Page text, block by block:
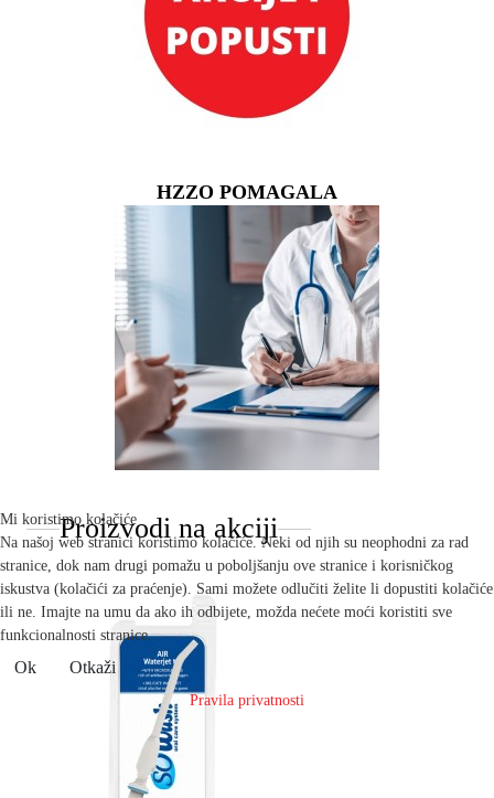
HZZO POMAGALA
Proizvodi na akciji
Mi koristimo kolačiće
Na našoj web stranici koristimo kolačiće. Neki od njih su neophodni za rad
stranice, dok nam drugi pomažu u poboljšanju ove stranice i korisničkog
iskustva (kolačići za praćenje). Sami možete odlučiti želite li dopustiti kolačiće
ili ne. Imajte na umu da ako ih odbijete, možda nećete moći koristiti sve
funkcionalnosti stranice.
Ok Otkaži
Pravila privatnosti